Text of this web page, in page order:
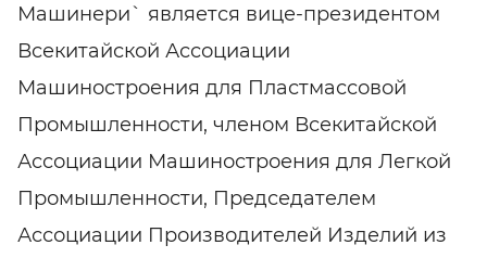
Машинери` является вице-президентом
Всекитайской Ассоциации
Машиностроения для Пластмассовой
Промышленности, членом Всекитайской
Ассоциации Машиностроения для Легкой
Промышленности, Председателем
Ассоциации Производителей Изделий из